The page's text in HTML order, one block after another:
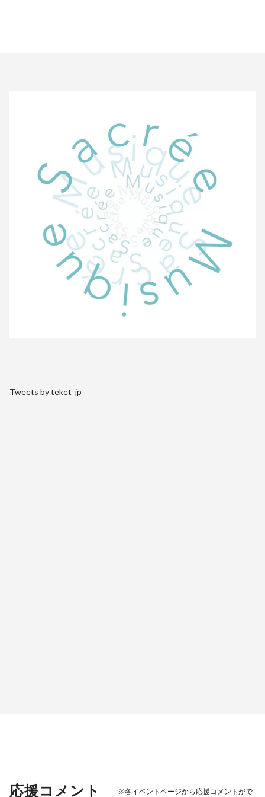
Tweets by teket_jp
応援コメント
※各イベントページから応援コメントがで